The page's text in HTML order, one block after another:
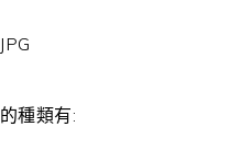
的種類有: